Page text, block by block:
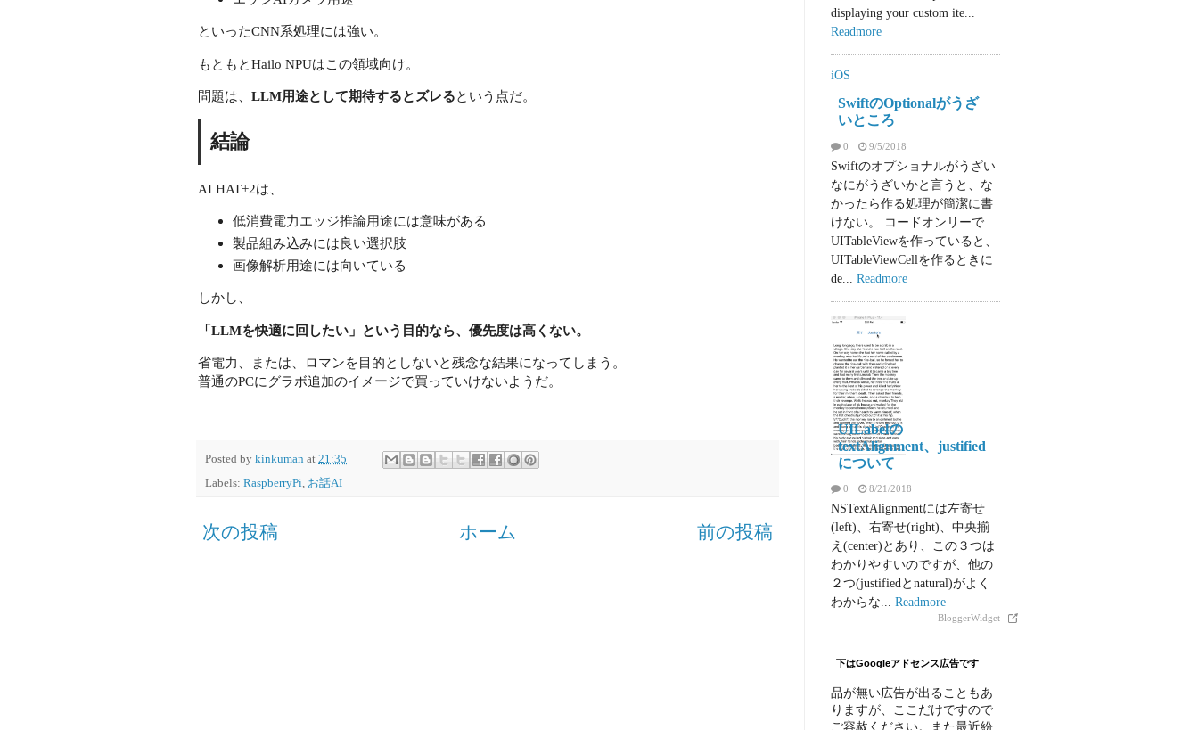
といったCNN系処理には強い。
もともとHailo NPUはこの領域向け。
問題は、 LLM用途として期待するとズレるという点だ。
結論
AI HAT+2は、
低消費電力エッジ推論用途には意味がある
製品組み込みには良い選択肢
画像解析用途には向いている
しかし、
「LLMを快適に回したい」という目的なら、優先度は高くない。
省電力、または、ロマンを目的としないと残念な結果になってしまう。
普通のPCにグラボ追加のイメージで買っていけないようだ。
Posted by kinkuman at 21:35
Labels: RaspberryPi お話AI
次の投稿 前の投稿
ホーム
displaying your custom ite...
Readmore
iOS
SwiftのOptionalがうざ
いところ
0 9/5/2018
Swiftのオプショナルがうざい
なにがうざいかと言うと、な
かったら作る処理が簡潔に書
けない。 コードオンリーで
UITableViewを作っていると、
UITableViewCellを作るときに
de... Readmore
iOS
UILabelの
textAlignment、justified
について
0 8/21/2018
NSTextAlignmentには左寄せ
(left)、右寄せ(right)、中央揃
え(center)とあり、この３つは
わかりやすいのですが、他の
２つ(justifiedとnatural)がよく
わからな... Readmore
BloggerWidget
下はGoogleアドセンス広告です
品が無い広告が出ることもあ
りますが、ここだけですので
ご容赦ください。また最近紛